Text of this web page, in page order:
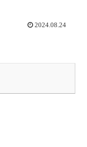
2024.08.24